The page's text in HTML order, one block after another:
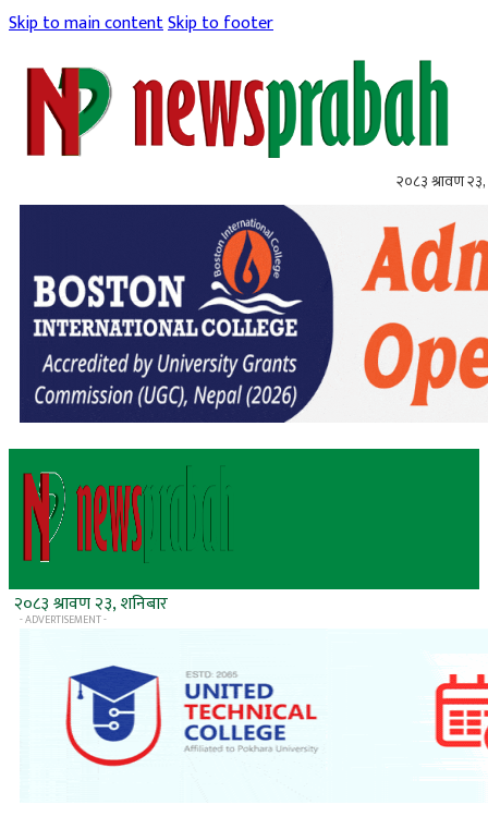
Skip to main contentSkip to footer
२०८३ श्रावण २३,
२०८३ श्रावण २३, शनिबार
- ADVERTISEMENT -